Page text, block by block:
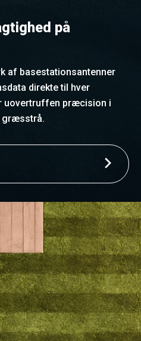
på
af basestationsantenner
direkte til hver
uovertruffen præcision i
græsstrå.